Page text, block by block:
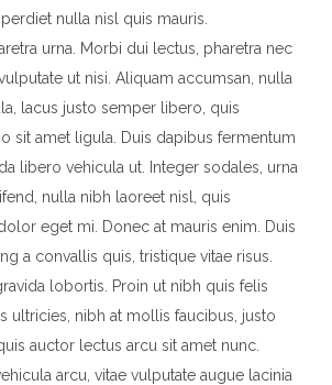
nulla nisl quis mauris.
urna. Morbi dui lectus, pharetra nec
ut nisi. Aliquam accumsan, nulla
lacus justo semper libero, quis
sit amet ligula. Duis dapibus fermentum
libero vehicula ut. Integer sodales, urna
nulla nibh laoreet nisl, quis
eget mi. Donec at mauris enim. Duis
a convallis quis, tristique vitae risus.
lobortis. Proin ut nibh quis felis
ultricies, nibh at mollis faucibus, justo
auctor lectus arcu sit amet nunc.
arcu, vitae vulputate augue lacinia